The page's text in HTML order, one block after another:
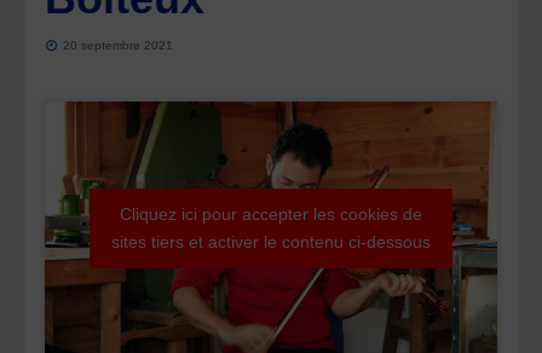
20 septembre 2021
Cliquez ici pour accepter les cookies de
sites tiers et activer le contenu ci-dessous